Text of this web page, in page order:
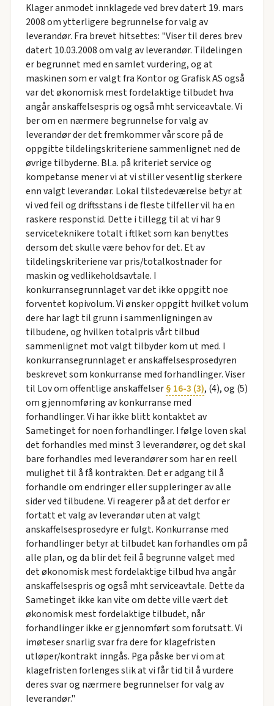
Klager anmodet innklagede ved brev datert 19. mars
2008 om ytterligere begrunnelse for valg av
leverandør. Fra brevet hitsettes: "Viser til deres brev
datert 10.03.2008 om valg av leverandør. Tildelingen
er begrunnet med en samlet vurdering, og at
maskinen som er valgt fra Kontor og Grafisk AS også
var det økonomisk mest fordelaktige tilbudet hva
angår anskaffelsespris og også mht serviceavtale. Vi
ber om en nærmere begrunnelse for valg av
leverandør der det fremkommer vår score på de
oppgitte tildelingskriteriene sammenlignet ned de
øvrige tilbyderne. Bl.a. på kriteriet service og
kompetanse mener vi at vi stiller vesentlig sterkere
enn valgt leverandør. Lokal tilstedeværelse betyr at
vi ved feil og driftsstans i de fleste tilfeller vil ha en
raskere responstid. Dette i tillegg til at vi har 9
serviceteknikere totalt i ftlket som kan benyttes
dersom det skulle være behov for det. Et av
tildelingskriteriene var pris/totalkostnader for
maskin og vedlikeholdsavtale. I
konkurransegrunnlaget var det ikke oppgitt noe
forventet kopivolum. Vi ønsker oppgitt hvilket volum
dere har lagt til grunn i sammenligningen av
tilbudene, og hvilken totalpris vårt tilbud
sammenlignet mot valgt tilbyder kom ut med. I
konkurransegrunnlaget er anskaffelsesprosedyren
beskrevet som konkurranse med forhandlinger. Viser
til Lov om offentlige anskaffelser§ 16-3 (3), (4), og (5)
om gjennomføring av konkurranse med
forhandlinger. Vi har ikke blitt kontaktet av
Sametinget for noen forhandlinger. I følge loven skal
det forhandles med minst 3 leverandører, og det skal
bare forhandles med leverandører som har en reell
mulighet til å få kontrakten. Det er adgang til å
forhandle om endringer eller suppleringer av alle
sider ved tilbudene. Vi reagerer på at det derfor er
fortatt et valg av leverandør uten at valgt
anskaffelsesprosedyre er fulgt. Konkurranse med
forhandlinger betyr at tilbudet kan forhandles om på
alle plan, og da blir det feil å begrunne valget med
det økonomisk mest fordelaktige tilbud hva angår
anskaffelsespris og også mht serviceavtale. Dette da
Sametinget ikke kan vite om dette ville vært det
økonomisk mest fordelaktige tilbudet, når
forhandlinger ikke er gjennomført som forutsatt. Vi
imøteser snarlig svar fra dere for klagefristen
utløper/kontrakt inngås. Pga påske ber vi om at
klagefristen forlenges slik at vi får tid til å vurdere
deres svar og nærmere begrunnelser for valg av
leverandør."